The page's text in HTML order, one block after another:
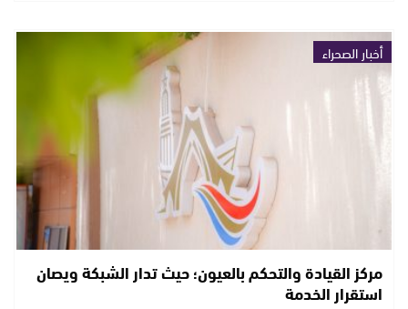
أخبار الصحراء
مركز القيادة والتحكم بالعيون؛ حيث تدار الشبكة ويصان
استقرار الخدمة